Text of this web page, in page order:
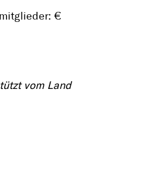
€
vom Land